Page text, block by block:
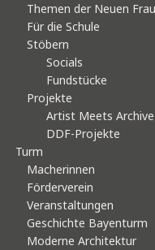
Themen der Neuen
Für die Schule
Stöbern
Socials
Fundstücke
Projekte
Artist Meets
DDF-Projekte
Turm
Macherinnen
Förderverein
Veranstaltungen
Geschichte Bayenturm
Moderne Architektur